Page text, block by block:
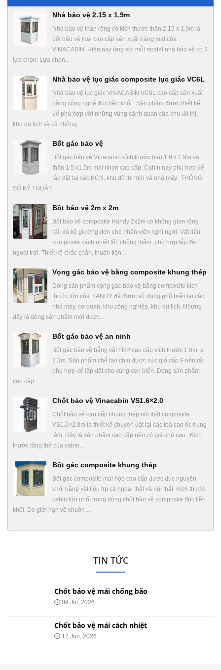
Nhà bảo vệ 2.15 x 1.9m
Nhà bảo vệ thân rộng có kích thước thân 2.15 x 1.9m là
bốt bảo vệ loại cao cấp sản xuất hàng loạt của
VINACABIN. Hiện nay ứng với mỗi model nhà bảo vệ có 3
lựa chọn: Lựa chọn…
Nhà bảo vệ lục giác composite lục giác VC6L
Nhà bảo vệ lục giác VINACABIN VC6L cao cấp sản xuất
bằng công nghệ đúc liền khối. Sản phẩm được thiết kế
để phù hợp với những vùng cảnh quan của khu đô thị,
khu du lịch và cả những…
Bốt gác bảo vệ
Bốt gác bảo vệ Vinacabin kích thước bao 1.9 x 1.9m và
thân 1.5 x1.5m mái nhọn cao cấp. Cabin này phù hợp để
lắp đặt tại các KCN, khu đô thị mới và nhà máy.. THÔNG
SỐ KỸ THUẬT…
Bốt bảo vệ 2m x 2m
Bốt bảo vệ composite Handy 2x2m có không gian rộng
rãi, đủ kê giường đơn cho nhân viên nghỉ ngơi. Vật liệu
composite cách nhiệt tốt, chống thấm, phù hợp lắp đặt
ngoài trời. Thiết kế chắc chắn, thuận tiện…
Vọng gác bảo vệ bằng composite khung thép
Dòng sản phẩm vọng gác bảo vệ bằng composite kích
thước lớn của HANDY đã được sử dụng phổ biến tại các
nhà máy, cơ quan, khu công nghiệp, khu du lịch. Nhưng
đây là dòng sản phẩm mới được…
Bốt gác bảo vệ an ninh
Bốt gác bảo vệ bằng vật FRP cao cấp kích thước 1.9m x
2.3m. Sản phẩm chế tạo chịu được sức gió cấp 9 nên rất
phù hợp để lắp đặt cho vùng ven biển. Dòng sản phẩm
cao cấp…
Chốt bảo vệ Vinacabin VS1.6×2.0
Chốt bảo vệ cao cấp khung thép nội thất composite
VS1.6×2.0m là thiết kế chuyên đặt tại các toà cao ốc trung
tâm. Đây là sản phẩm cao cấp nên có giá khá cao. Kích
thước tổng thể của cabin…
Bốt gác composite khung thép
Bốt gác composite mái hộp cao cấp được đúc nguyên
khối bằng vật liệu frp cả ngoại thất và nội thất. Kích thước
cabin lớn nhất trong dòng chốt bảo vệ composite đúc liền
khối. Do giới hạn về khuôn…
TIN TỨC
Chốt bảo vệ mái chống bão
09 Jul, 2026
Chốt bảo vệ mái cách nhiệt
12 Jun, 2026